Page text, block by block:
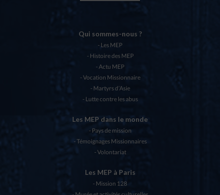
Qui sommes-nous ?
Les MEP
Histoire des MEP
Actu MEP
Vocation Missionnaire
Martyrs d’Asie
Lutte contre les abus
Les MEP dans le monde
Pays de mission
Témoignages Missionnaires
Volontariat
Les MEP à Paris
Mission 128